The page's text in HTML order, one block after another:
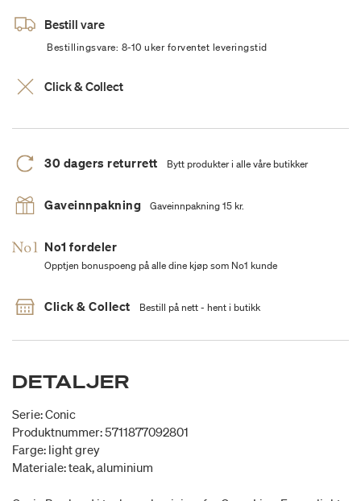
Bestill vare
Bestillingsvare: 8-10 uker forventet leveringstid
Click & Collect
30 dagers returrett Bytt produkter i alle våre butikker
Gaveinnpakning Gaveinnpakning 15 kr.
No1 fordeler
Opptjen bonuspoeng på alle dine kjøp som No1 kunde
Click & Collect Bestill på nett - hent i butikk
DETALJER
Serie: Conic
Produktnummer: 5711877092801
Farge: light grey
Materiale: teak, aluminium